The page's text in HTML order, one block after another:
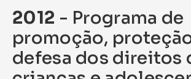
2012 - Programa de
promoção,
defesa dos direitos